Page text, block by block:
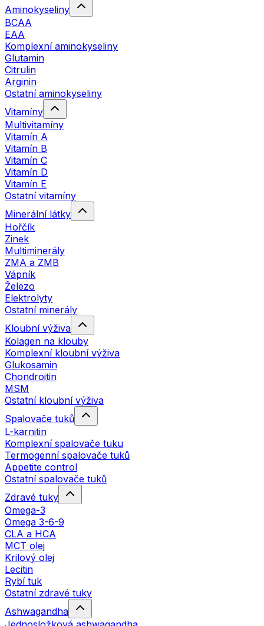
Aminokyseliny
BCAA
EAA
Komplexní aminokyseliny
Glutamin
Citrulin
Arginin
Ostatní aminokyseliny
Vitamíny
Multivitamíny
Vitamín A
Vitamín B
Vitamín C
Vitamín D
Vitamín E
Ostatní vitamíny
Minerální látky
Hořčík
Zinek
Multiminerály
ZMA a ZMB
Vápník
Železo
Elektrolyty
Ostatní minerály
Kloubní výživa
Kolagen na klouby
Komplexní kloubní výživa
Glukosamin
Chondroitin
MSM
Ostatní kloubní výživa
Spalovače tuků
L-karnitin
Komplexní spalovače tuku
Termogenní spalovače tuků
Appetite control
Ostatní spalovače tuků
Zdravé tuky
Omega-3
Omega 3-6-9
CLA a HCA
MCT olej
Krilový olej
Lecitin
Rybí tuk
Ostatní zdravé tuky
Ashwagandha